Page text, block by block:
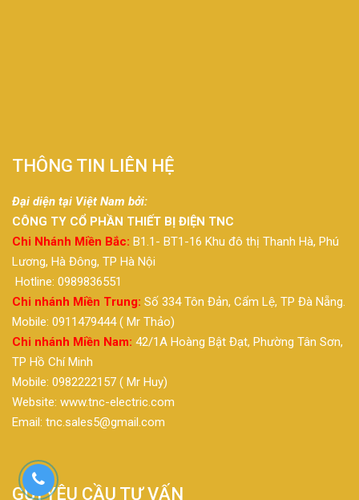
THÔNG TIN LIÊN HỆ
Đại diện tại Việt Nam bởi:
CÔNG TY CỔ PHẦN THIẾT BỊ ĐIỆN TNC
Chi Nhánh Miền Bắc: B1.1- BT1-16 Khu đô thị Thanh Hà, Phú
Lương, Hà Đông, TP Hà Nội
Hotline: 0989836551
Chi nhánh Miền Trung: Số 334 Tôn Đản, Cẩm Lệ, TP Đà Nẵng.
Mobile: 0911479444 ( Mr Thảo)
Chi nhánh Miền Nam: 42/1A Hoàng Bật Đạt, Phường Tân Sơn,
TP Hồ Chí Minh
Mobile: 0982222157 ( Mr Huy)
Website: www.tnc-electric.com
Email: tnc.sales5@gmail.com
GỬI YÊU CẦU TƯ VẤN